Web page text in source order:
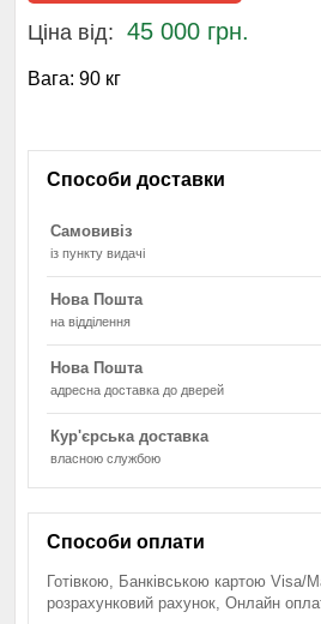
Ціна від: 45 000 грн.
Вага: 90 кг
Способи доставки
Самовивіз
із пункту видачі
Нова Пошта
на відділення
Нова Пошта
адресна доставка до дверей
Кур'єрська доставка
власною службою
Способи оплати
Готівкою, Банківською картою Visa/
розрахунковий рахунок, Онлайн